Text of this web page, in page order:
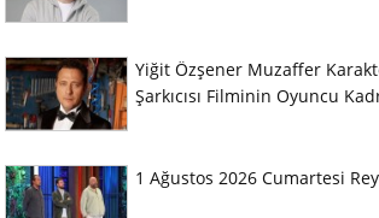
Yiğit Özşener Muzaffer
Şarkıcısı Filminin Oyuncu
1 Ağustos 2026 Cumartesi